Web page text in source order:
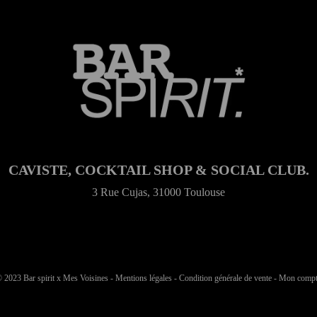
CAVISTE, COCKTAIL SHOP & SOCIAL CLUB.
3 Rue Cujas, 31000 Toulouse
2023 Bar spirit x Mes Voisines - Mentions légales - Condition générale de vente - Mon